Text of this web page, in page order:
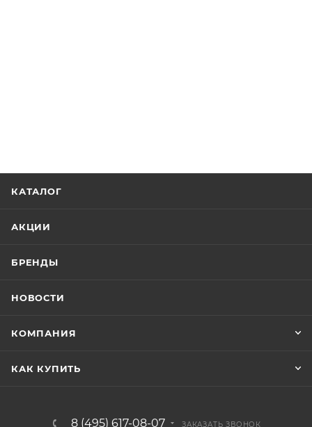
КАТАЛОГ
АКЦИИ
БРЕНДЫ
НОВОСТИ
КОМПАНИЯ
КАК КУПИТЬ
8 (495) 617-08-07 ЗАКАЗАТЬ ЗВОНОК